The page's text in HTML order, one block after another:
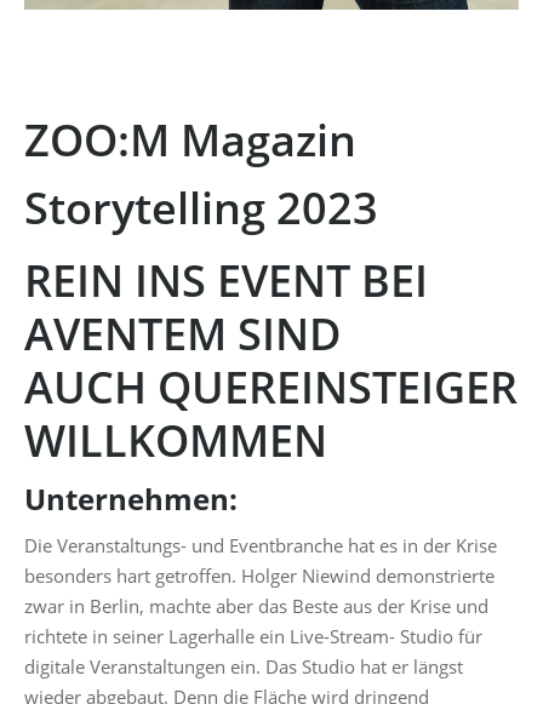
ZOO:M Magazin
Storytelling 2023
REIN INS EVENT BEI
AVENTEM SIND
AUCH QUEREINSTEIGER
WILLKOMMEN
Unternehmen:
Die Veranstaltungs- und Eventbranche hat es in der Krise
besonders hart getroffen. Holger Niewind demonstrierte
zwar in Berlin, machte aber das Beste aus der Krise und
richtete in seiner Lagerhalle ein Live-Stream- Studio für
digitale Veranstaltungen ein. Das Studio hat er längst
wieder abgebaut. Denn die Fläche wird dringend